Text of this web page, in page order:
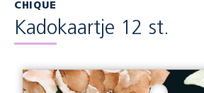
CHIQUE
Kadokaartje 12 st.